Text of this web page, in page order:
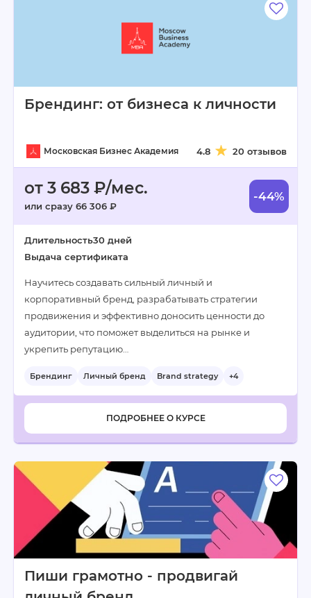
Брендинг: от бизнеса к личности
Московская Бизнес Академия 4.8 20 отзывов
от 3 683 ₽/мес.
или сразу 66 306 ₽
-44%
Длительность30 дней
Выдача сертификата
Научитесь создавать сильный личный и
корпоративный бренд, разрабатывать стратегии
продвижения и эффективно доносить ценности до
аудитории, что поможет выделиться на рынке и
укрепить репутацию…
Брендинг Личный бренд Brand strategy +4
ПОДРОБНЕЕ О КУРСЕ
Пиши грамотно - продвигай